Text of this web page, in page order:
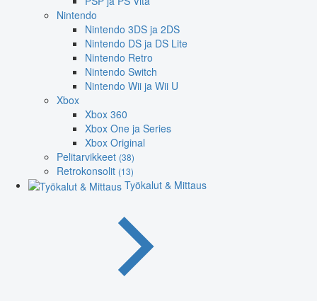
Nintendo
Nintendo 3DS ja 2DS
Nintendo DS ja DS Lite
Nintendo Retro
Nintendo Switch
Nintendo Wii ja Wii U
Xbox
Xbox 360
Xbox One ja Series
Xbox Original
Pelitarvikkeet (38)
Retrokonsolit (13)
Työkalut & Mittaus